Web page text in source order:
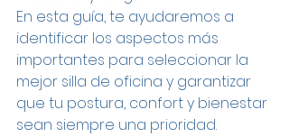
En esta guía, te ayudaremos a
identificar los aspectos más
importantes para seleccionar la
mejor silla de oficina y garantizar
que tu postura, confort y bienestar
sean siempre una prioridad.